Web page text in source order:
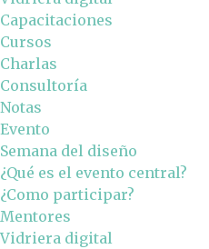
Capacitaciones
Cursos
Charlas
Consultoría
Notas
Evento
Semana del diseño
¿Qué es el evento central?
¿Como participar?
Mentores
Vidriera digital